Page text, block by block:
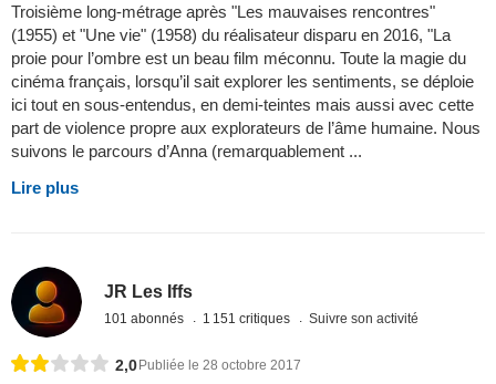
Troisième long-métrage après "Les mauvaises rencontres"
(1955) et "Une vie" (1958) du réalisateur disparu en 2016, "La
proie pour l’ombre est un beau film méconnu. Toute la magie du
cinéma français, lorsqu’il sait explorer les sentiments, se déploie
ici tout en sous-entendus, en demi-teintes mais aussi avec cette
part de violence propre aux explorateurs de l’âme humaine. Nous
suivons le parcours d’Anna (remarquablement ...
Lire plus
JR Les Iffs
101 abonnés 1 151 critiques Suivre son activité
2,0 Publiée le 28 octobre 2017